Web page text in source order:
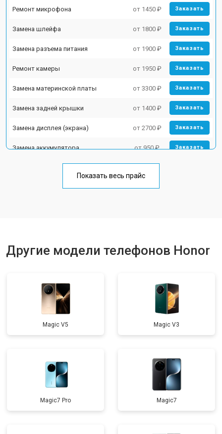
Ремонт микрофона от 1450 ₽ Заказать
Замена шлейфа от 1800 ₽ Заказать
Замена разъема питания от 1900 ₽ Заказать
Ремонт камеры от 1950 ₽ Заказать
Замена материнской платы от 3300 ₽ Заказать
Замена задней крышки от 1400 ₽ Заказать
Замена дисплея (экрана) от 2700 ₽ Заказать
Замена аккумулятора от 950 ₽ Заказать
Ремонт цепи питания от 3200 ₽
Показать весь прайс
Другие модели телефонов Honor
Magic V5 Magic V3
Magic7 Pro Magic7